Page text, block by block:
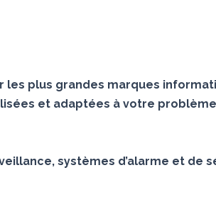
plus grandes marques
et adaptées à votre
systèmes d’alarme et de